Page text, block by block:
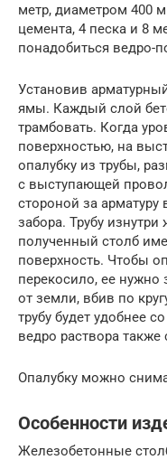
метр, диаметром 400
цемента, 4 песка и 8
понадобиться ведро-
Установив
ямы. Каждый слой
трамбовать. Когда
поверхностью, на
опалубку из трубы,
с выступающей
стороной за арматуру
забора. Трубу
полученный столб
поверхность. Чтобы
перекосило, ее нужно
от земли, вбив по
трубу будет удобнее
ведро раствора также
Опалубку можно
Особенности
Железобетонные